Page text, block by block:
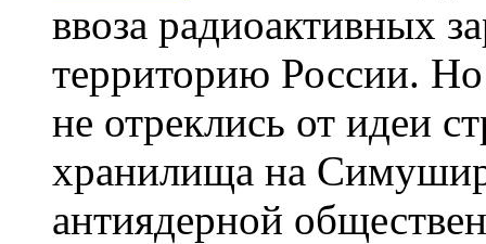
ввоза радиоактивных
территорию России.
не отреклись от идеи
хранилища на
антиядерной